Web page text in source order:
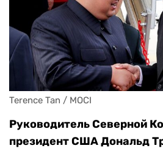
Terence Tan / MOCI
Руководитель Северной
президент США Дональд